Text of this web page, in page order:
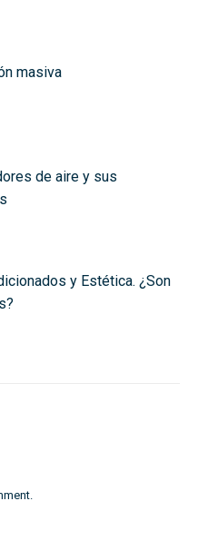
masiva
de aire y sus
y Estética. ¿Son